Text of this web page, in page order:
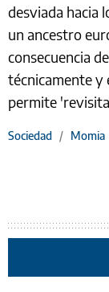
desviada hacia
un ancestro
consecuencia
técnicamente y
permite
Sociedad / Momia